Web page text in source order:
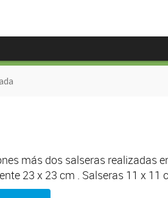
más dos salseras realizadas
23 x 23 cm . Salseras 11 x 11